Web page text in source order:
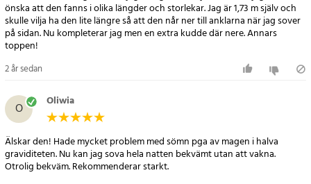
önska att den fanns i olika längder och storlekar. Jag är 1,73 m själv och
skulle vilja ha den lite längre så att den når ner till anklarna när jag sover
på sidan. Nu kompleterar jag men en extra kudde där nere. Annars
toppen!
2 år sedan
O Oliwia
Älskar den! Hade mycket problem med sömn pga av magen i halva
graviditeten. Nu kan jag sova hela natten bekvämt utan att vakna.
Otrolig bekväm. Rekommenderar starkt.